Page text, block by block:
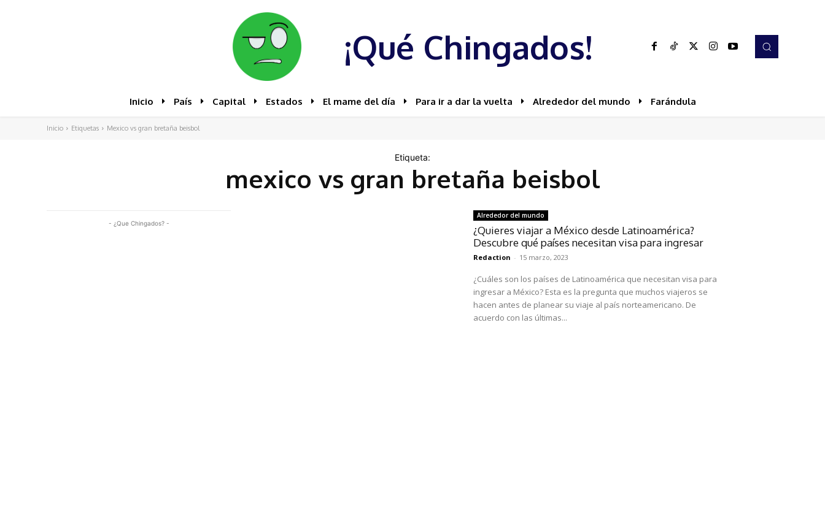
¡Qué Chingados!
Inicio País Capital Estados El mame del día Para ir a dar la vuelta Alrededor del mundo Farándula
Inicio Etiquetas Mexico vs gran bretaña beisbol
Etiqueta:
mexico vs gran bretaña beisbol
- ¿Que Chingados? -
Alrededor del mundo
¿Quieres viajar a México desde Latinoamérica?
Descubre qué países necesitan visa para ingresar
Redaction - 15 marzo, 2023
¿Cuáles son los países de Latinoamérica que necesitan visa para
ingresar a México? Esta es la pregunta que muchos viajeros se
hacen antes de planear su viaje al país norteamericano. De
acuerdo con las últimas...